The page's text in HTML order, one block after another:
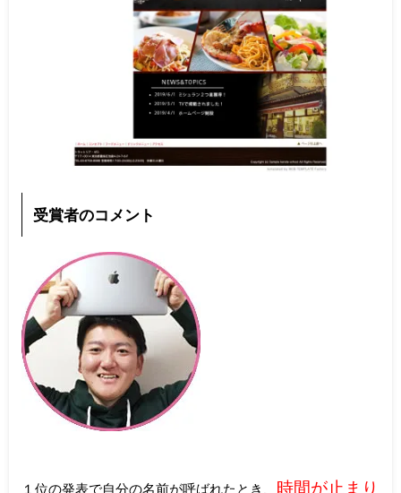
受賞者のコメント
１位の発表で自分の名前が呼ばれたとき、 時間が止まり